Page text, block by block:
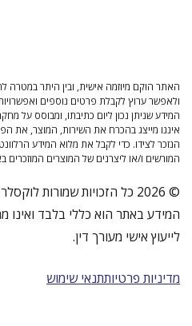
האתר הוקם מיוזמה אישית, ובין היתר במטרה
ולאפשר ערוץ לקבלת פרטים נוספים
המידע שניתן נכון ליום כתיבתו, ומבוסס על
איננו מייצג בהכרח את השירות, המוצר, את
הנזכר לצידו. כדי לקבל את מלוא המידע
המורשים ו/או ליצרנים של המוצרים המוזכרים
© 2026 כל הזכויות שמורות לוקסלר את דוידוביץ'
המידע באתר הוא כללי בלבד ואינו
לייעוץ אישי מעורך דין.
מדיניות פרטיותתנאי שימוש